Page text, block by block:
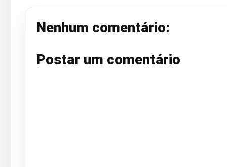
Nenhum comentário:
Postar um comentário